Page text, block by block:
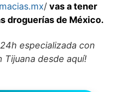
/ vas a tener
droguerías de México.
especializada con
desde aquí!